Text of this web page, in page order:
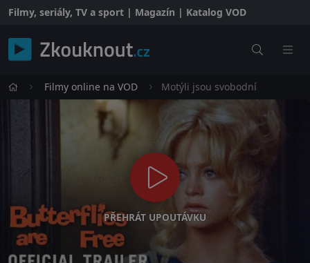
Filmy, seriály, TV a sport | Magazín | Katalog VOD
Filmy online na VOD Motýli jsou svobodní
PŘEHRÁT UPOUTÁVKU